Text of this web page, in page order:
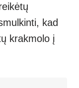
kad
krakmolo į